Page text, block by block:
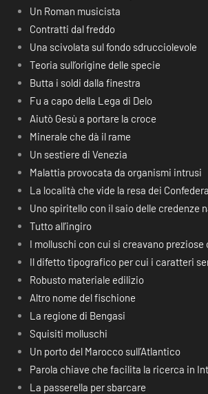
Un Roman musicista
Contratti dal freddo
Una scivolata sul fondo sdrucciolevole
Teoria sull’origine delle specie
Butta i soldi dalla finestra
Fu a capo della Lega di Delo
Aiutò Gesù a portare la croce
Minerale che dà il rame
Un sestiere di Venezia
Malattia provocata da organismi intrusi
La località che vide la resa dei
Uno spiritello con il saio delle credenze
Tutto all’ingiro
I molluschi con cui si creavano preziose
Il difetto tipografico per cui i caratteri
Robusto materiale edilizio
Altro nome del fischione
La regione di Bengasi
Squisiti molluschi
Un porto del Marocco sull’Atlantico
Parola chiave che facilita la ricerca in
La passerella per sbarcare